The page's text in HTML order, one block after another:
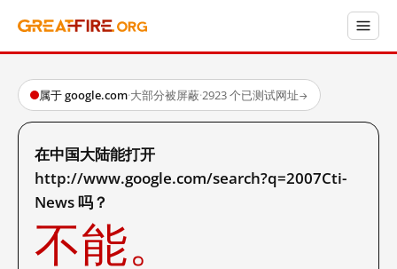
属于 google.com·大部分被屏蔽·2923 个已测试网址→
在中国大陆能打开
http://www.google.com/search?q=2007Cti-
News 吗？
不能。